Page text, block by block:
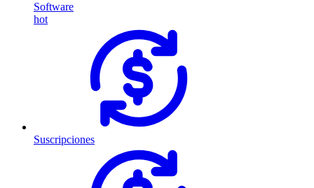
Software
hot
Suscripciones